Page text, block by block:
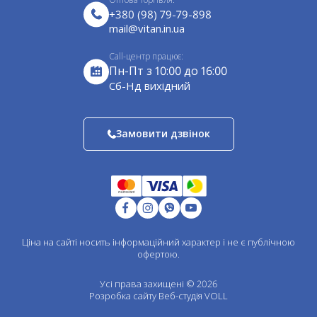
непереборної сили (пожежа, блискавка, повінь,
ураган).
Сертифікати
Завантажити прайс-лист
Подушки декоративні
Санки
Для барбекю
Оцинковані водостічні системи
Водостічні системи ф140
Пластикові водост. системи ф90
Пластикові водост. системи ф130
Оцинковані елементи покрівлі
Елементи для вентиляції цинк
Двостінні елементи димоходу
Одностінні ел. димоходу зварний шов
Двостінні ел. димоходу зварний шов
Перехідники
+380 (98) 79-79-898
mail@vitan.in.ua
Call-центр працює:
Пн-Пт з 10:00 до 16:00
Cб-Нд вихідний
Замовити дзвінок
Ціна на сайті носить інформаційний характер і не є публічною
офертою.
Усі права захищені © 2026
Розробка сайту Веб-студія VOLL